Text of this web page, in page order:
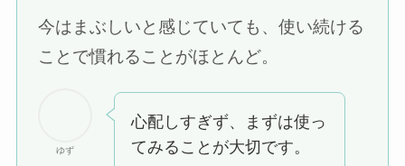
今はまぶしいと感じていても、使い続ける
ことで慣れることがほとんど。
ゆず
心配しすぎず、まずは使っ
てみることが大切です。